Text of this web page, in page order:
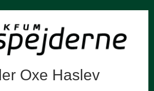
Oxe Haslev